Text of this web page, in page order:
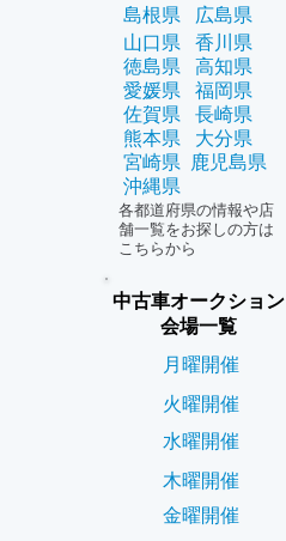
中古車オークション
会場一覧
月曜開催
火曜開催
水曜開催
木曜開催
金曜開催
島根県
山口県
徳島県
愛媛県
佐賀県
熊本県
宮崎県
沖縄県
広島県
鹿児島県
大分県
長崎県
福岡県
高知県
香川県
各都道府県の情報や店
舗一覧をお探しの方は
こちらから